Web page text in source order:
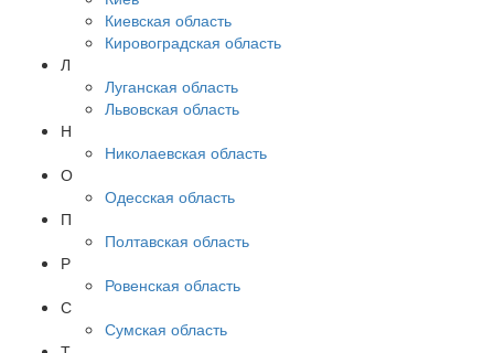
Киевская область
Кировоградская область
Л
Луганская область
Львовская область
Н
Николаевская область
О
Одесская область
П
Полтавская область
Р
Ровенская область
С
Сумская область